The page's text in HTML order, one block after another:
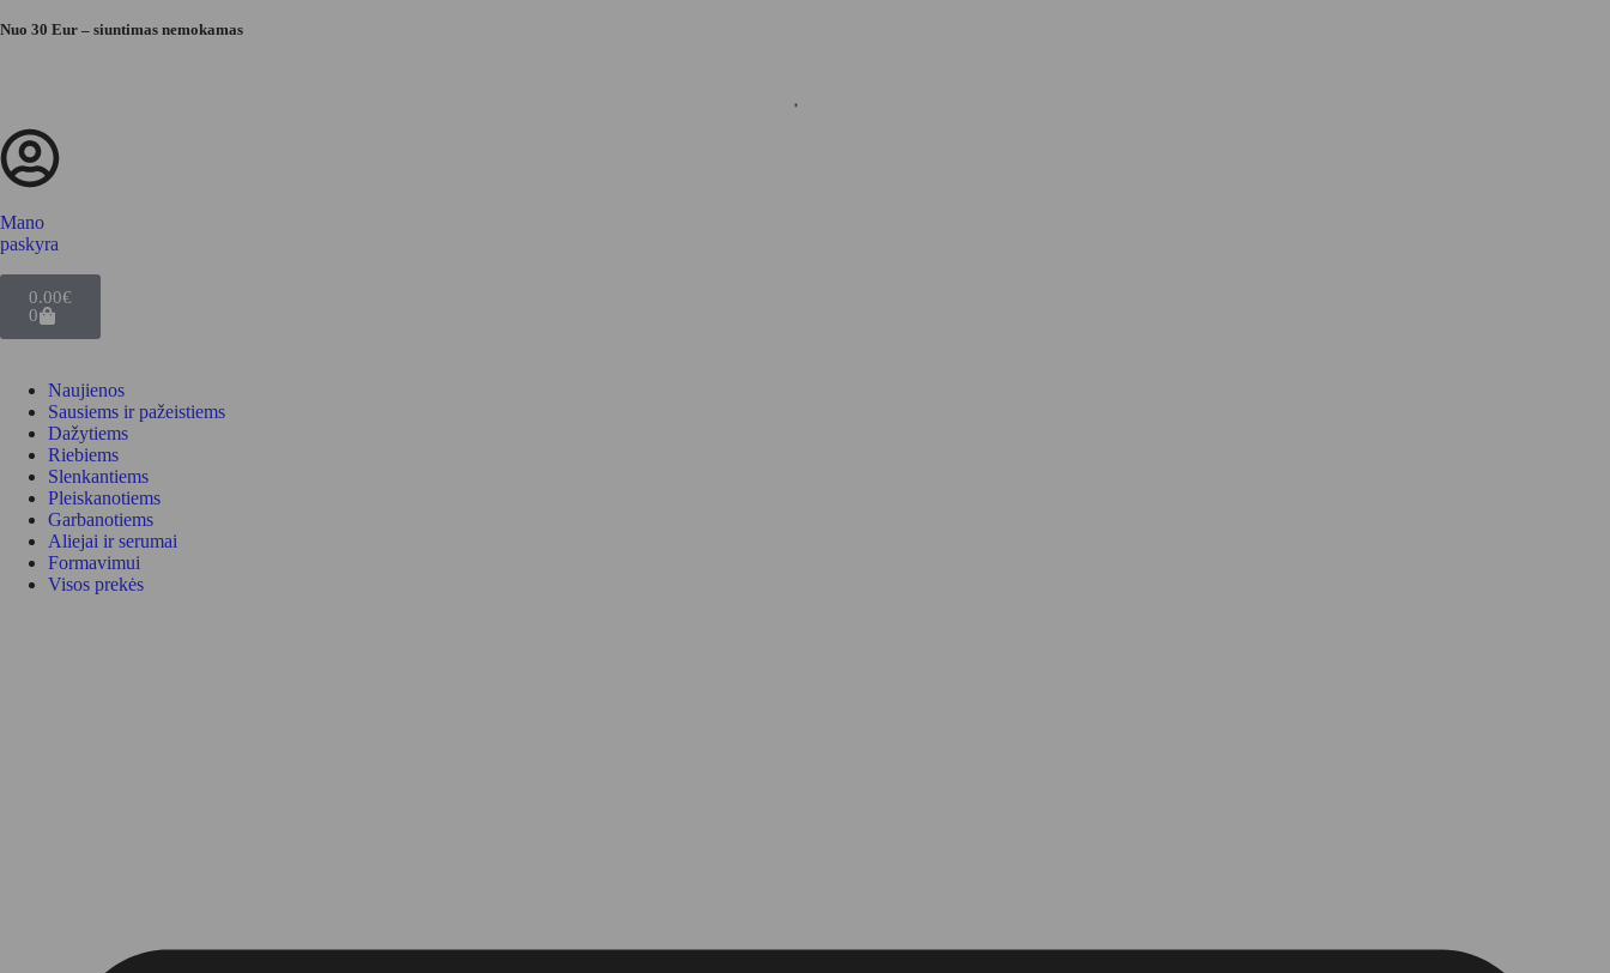
Nuo 30 Eur – siuntimas nemokamas
Mano
paskyra
0.00€
0
Naujienos
Sausiems ir pažeistiems
Dažytiems
Riebiems
Slenkantiems
Pleiskanotiems
Garbanotiems
Aliejai ir serumai
Formavimui
Visos prekės